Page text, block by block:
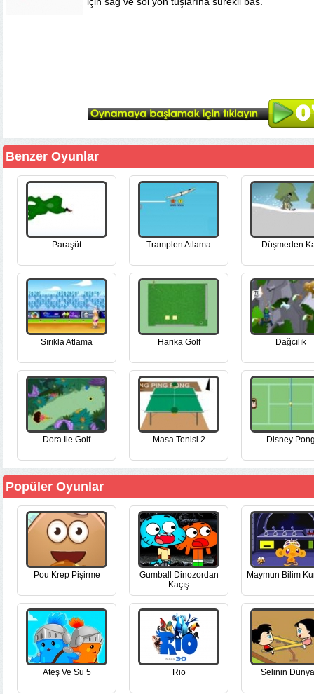
Benzer Oyunlar
Paraşüt Tramplen Atlama Düşmeden
Sırıkla Atlama Harika Golf Dağcılık
Dora Ile Golf Masa Tenisi 2 Disney
Popüler Oyunlar
Pou Krep Pişirme
Gumball Dinozordan
Kaçış
Maymun Bilim
Ateş Ve Su 5 Rio Selinin